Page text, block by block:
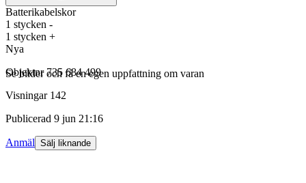
Batterikabelskor
1 stycken -
1 stycken +
Nya
Se bilder och få en egen uppfattning om varan
Objektnr 735 684 499
Visningar 142
Publicerad 9 jun 21:16
Anmäl Sälj liknande